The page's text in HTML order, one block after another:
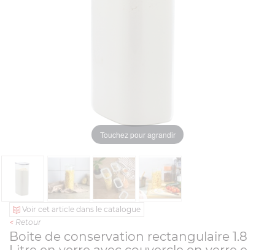
Touchez pour agrandir
Voir cet article dans le catalogue
< Retour
Boite de conservation rectangulaire 1.8